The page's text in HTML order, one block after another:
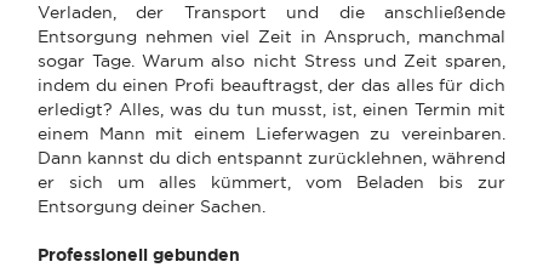
Verladen, der Transport und die anschließende
Entsorgung nehmen viel Zeit in Anspruch, manchmal
sogar Tage. Warum also nicht Stress und Zeit sparen,
indem du einen Profi beauftragst, der das alles für dich
erledigt? Alles, was du tun musst, ist, einen Termin mit
einem Mann mit einem Lieferwagen zu vereinbaren.
Dann kannst du dich entspannt zurücklehnen, während
er sich um alles kümmert, vom Beladen bis zur
Entsorgung deiner Sachen.
Professionell gebunden